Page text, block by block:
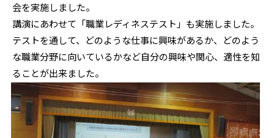
会を実施しました。
講演にあわせて「職業レディネステスト」も実施しました。
テストを通して、どのような仕事に興味があるか、どのよう
な職業分野に向いているかなど自分の興味や関心、適性を知
ることが出来ました。